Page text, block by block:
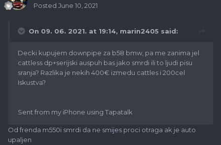
Posted June 10, 2021
On 09. 06. 2021. at 19:14, marin2405 said:
Decki kupujem downpipe za b58 bmw, pa me zanima jel
cattless dp+serijski auspuh bas jako smrdi ili to ljudi pisu
sranja? Razlika je nekih 400€ izmedu cattles i 200cel
Iskustva?
Sent from my iPhone using Tapatalk
Od frenda m550i smrdi da ne smijes proci otraga ak je auto
upaljen